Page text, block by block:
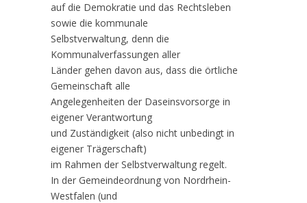
auf die Demokratie und das Rechtsleben
sowie die kommunale
Selbstverwaltung, denn die
Kommunalverfassungen aller
Länder gehen davon aus, dass die örtliche
Gemeinschaft alle
Angelegenheiten der Daseinsvorsorge in
eigener Verantwortung
und Zuständigkeit (also nicht unbedingt in
eigener Trägerschaft)
im Rahmen der Selbstverwaltung regelt.
In der Gemeindeordnung von Nordrhein-
Westfalen (und